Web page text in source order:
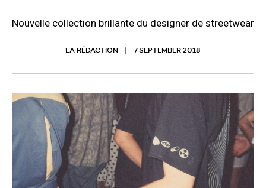
Nouvelle collection brillante du designer de streetwear
LA RÉDACTION 7 SEPTEMBER 2018